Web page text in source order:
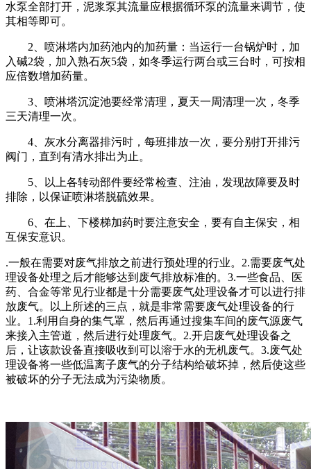
水泵全部打开，泥浆泵其流量应根据循环泵的流量来调节，使
其相等即可。
2、喷淋塔内加药池内的加药量：当运行一台锅炉时，加
入碱2袋，加入熟石灰5袋，如冬季运行两台或三台时，可按相
应倍数增加药量。
3、喷淋塔沉淀池要经常清理，夏天一周清理一次，冬季
三天清理一次。
4、灰水分离器排污时，每班排放一次，要分别打开排污
阀门，直到有清水排出为止。
5、以上各转动部件要经常检查、注油，发现故障要及时
排除，以保证喷淋塔脱硫效果。
6、在上、下楼梯加药时要注意安全，要有自主保安，相
互保安意识。
.一般在需要对废气排放之前进行预处理的行业。2.需要废气处
理设备处理之后才能够达到废气排放标准的。3.一些食品、医
药、合金等常见行业都是十分需要废气处理设备才可以进行排
放废气。以上所述的三点，就是非常需要废气处理设备的行
业。1.利用自身的集气罩，然后再通过搜集车间的废气源废气
来接入主管道，然后进行处理废气。2.开启废气处理设备之
后，让该款设备直接吸收到可以溶于水的无机废气。3.废气处
理设备将一些低温离子废气的分子结构给破坏掉，然后使这些
被破坏的分子无法成为污染物质。